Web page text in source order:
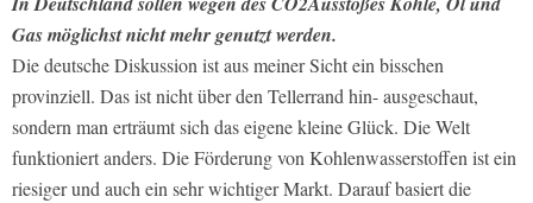
Gas mög­lichst nicht mehr genutzt werden.
Die deutsche Diskussion ist aus meiner Sicht ein bisschen
provinziell. Das ist nicht über den Tellerrand hin- ausgeschaut,
sondern man erträumt sich das eigene kleine Glück. Die Welt
funktioniert anders. Die Förderung von Kohlenwasserstoffen ist ein
riesiger und auch ein sehr wichtiger Markt. Darauf basiert die